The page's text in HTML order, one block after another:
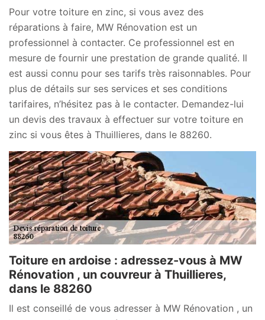
Pour votre toiture en zinc, si vous avez des
réparations à faire, MW Rénovation est un
professionnel à contacter. Ce professionnel est en
mesure de fournir une prestation de grande qualité. Il
est aussi connu pour ses tarifs très raisonnables. Pour
plus de détails sur ses services et ses conditions
tarifaires, n’hésitez pas à le contacter. Demandez-lui
un devis des travaux à effectuer sur votre toiture en
zinc si vous êtes à Thuillieres, dans le 88260.
Toiture en ardoise : adressez-vous à MW
Rénovation , un couvreur à Thuillieres,
dans le 88260
Il est conseillé de vous adresser à MW Rénovation , un